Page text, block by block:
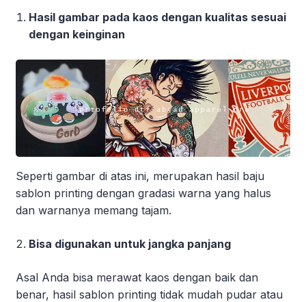
Hasil gambar pada kaos dengan kualitas sesuai
dengan keinginan
Seperti gambar di atas ini, merupakan hasil baju
sablon printing dengan gradasi warna yang halus
dan warnanya memang tajam.
Bisa digunakan untuk jangka panjang
Asal Anda bisa merawat kaos dengan baik dan
benar, hasil sablon printing tidak mudah pudar atau